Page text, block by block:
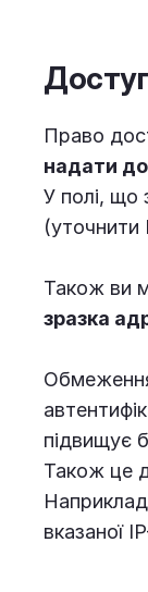
Право
надати
У полі, що
Також ви
зразка
підвищує
Також це
вказаної